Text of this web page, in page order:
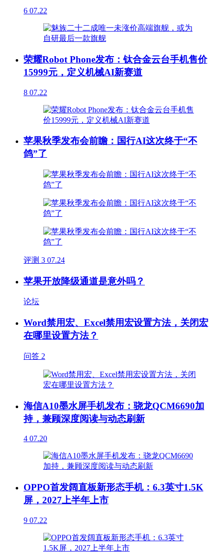
6 07.22
荣耀Robot Phone发布：钛合金云台手机售价
15999元，定义机械AI新赛道
8 07.22
苹果秋季发布会前瞻：国行AI这次终于“不
鸽”了
评测 3 07.24
苹果开放降级通道是意外吗？
论坛
Word禁用宏、Excel禁用宏设置方法，关闭宏
在哪里设置方法？
问答 2
海信A10墨水屏手机发布：骁龙QCM6690加
持，兼顾深度阅读与动态刷新
4 07.20
OPPO首发阔直板新形态手机：6.3英寸1.5K
屏，2027上半年上市
9 07.22